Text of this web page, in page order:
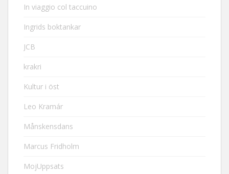
In viaggio col taccuino
Ingrids boktankar
JCB
krakri
Kultur i öst
Leo Kramár
Månskensdans
Marcus Fridholm
MojUppsats